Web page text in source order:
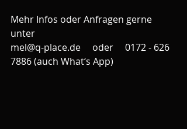
Mehr Infos oder Anfragen gerne
unter
mel@q-place.de     oder     0172 - 626
7886 (auch What‘s App)